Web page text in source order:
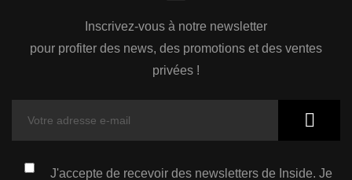
Inscrivez-vous à notre newsletter
pour profiter des news, des promotions et des ventes
privées !
J'accepte de recevoir des newsletters de Inside. Je